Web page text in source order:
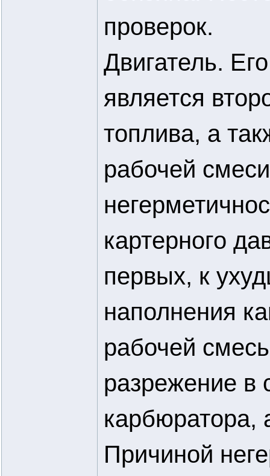
проверок.
Двигатель.
является
топлива, а
рабочей
картерного
первых, к
наполнения
рабочей
разрежение в
карбюратора,
Причиной